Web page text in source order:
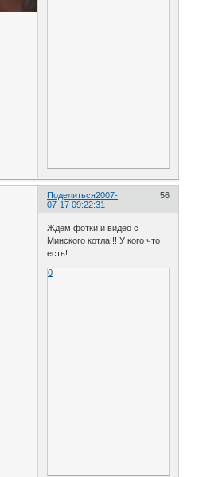
Поделиться 56
2007-
07-17 09:22:31
Ждем фотки и видео с
Минского котла!!! У кого что
есть!
0